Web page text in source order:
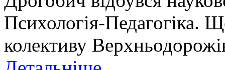
Психологія-Педагогіка.
колективу